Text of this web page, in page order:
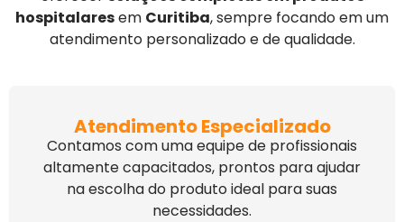
hospitalaresem Curitiba, sempre focando em um
atendimento personalizado e de qualidade.
Atendimento Especializado
Contamos com uma equipe de profissionais
altamente capacitados, prontos para ajudar
na escolha do produto ideal para suas
necessidades.